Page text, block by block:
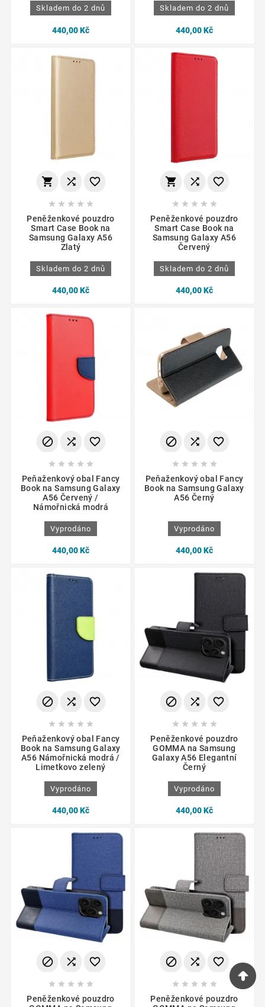
Skladem do 2 dnů
440,00 Kč
Skladem do 2 dnů
440,00 Kč
  
    
Peněženkové pouzdro
Smart Case Book na
Samsung Galaxy A56
Zlatý
Skladem do 2 dnů
440,00 Kč
  
    
Peněženkové pouzdro
Smart Case Book na
Samsung Galaxy A56
Červený
Skladem do 2 dnů
440,00 Kč
  
    
Peňaženkový obal Fancy
Book na Samsung Galaxy
A56 Červený /
Námořnická modrá
Vyprodáno
440,00 Kč
  
    
Peňaženkový obal Fancy
Book na Samsung Galaxy
A56 Černý
Vyprodáno
440,00 Kč
  
    
Peňaženkový obal Fancy
Book na Samsung Galaxy
A56 Námořnická modrá /
Limetkovo zelený
Vyprodáno
440,00 Kč
  
    
Peněženkové pouzdro
GOMMA na Samsung
Galaxy A56 Elegantní
Černý
Vyprodáno
440,00 Kč
  
    
Peněženkové pouzdro
  
    
Peněženkové pouzdro